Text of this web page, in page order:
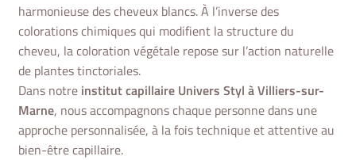
harmonieuse des cheveux blancs. À l’inverse des
colorations chimiques qui modifient la structure du
cheveu, la coloration végétale repose sur l’action naturelle
de plantes tinctoriales.
Dans notre institut capillaire Univers Styl à Villiers-sur-
Marne, nous accompagnons chaque personne dans une
approche personnalisée, à la fois technique et attentive au
bien-être capillaire.